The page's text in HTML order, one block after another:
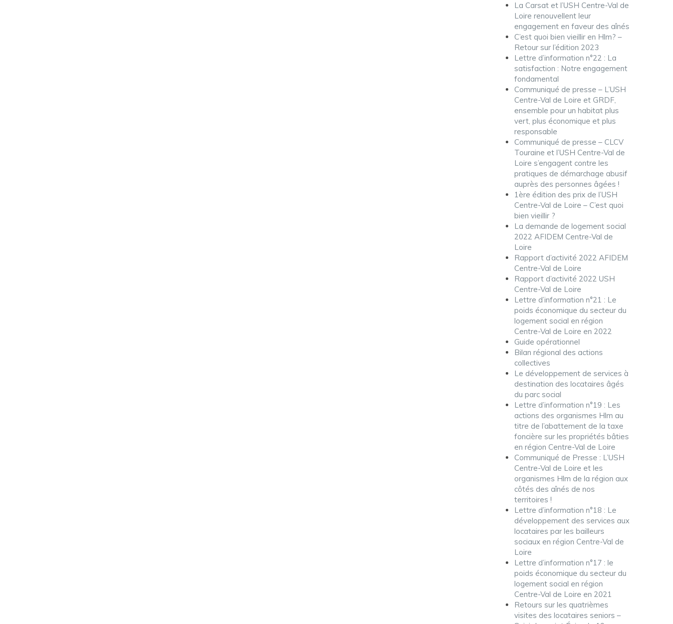
La Carsat et l’USH Centre-Val de
Loire renouvellent leur
engagement en faveur des aînés
C’est quoi bien vieillir en Hlm? –
Retour sur l’édition 2023
Lettre d’information n°22 : La
satisfaction : Notre engagement
fondamental
Communiqué de presse – L’USH
Centre-Val de Loire et GRDF,
ensemble pour un habitat plus
vert, plus économique et plus
responsable
Communiqué de presse – CLCV
Touraine et l’USH Centre-Val de
Loire s’engagent contre les
pratiques de démarchage abusif
auprès des personnes âgées !
1ère édition des prix de l’USH
Centre-Val de Loire – C’est quoi
bien vieillir ?
La demande de logement social
2022 AFIDEM Centre-Val de
Loire
Rapport d’activité 2022 AFIDEM
Centre-Val de Loire
Rapport d’activité 2022 USH
Centre-Val de Loire
Lettre d’information n°21 : Le
poids économique du secteur du
logement social en région
Centre-Val de Loire en 2022
Guide opérationnel
Bilan régional des actions
collectives
Le développement de services à
destination des locataires âgés
du parc social
Lettre d’information n°19 : Les
actions des organismes Hlm au
titre de l’abattement de la taxe
foncière sur les propriétés bâties
en région Centre-Val de Loire
Communiqué de Presse : L’USH
Centre-Val de Loire et les
organismes Hlm de la région aux
côtés des aînés de nos
territoires !
Lettre d’information n°18 : Le
développement des services aux
locataires par les bailleurs
sociaux en région Centre-Val de
Loire
Lettre d’information n°17 : le
poids économique du secteur du
logement social en région
Centre-Val de Loire en 2021
Retours sur les quatrièmes
visites des locataires seniors –